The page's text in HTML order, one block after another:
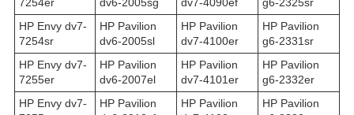
HP Envy dv7-
7254sr
HP Pavilion
dv6-2005sl
HP Pavilion
dv7-4100er
HP Pavilion
g6-2331sr
HP Envy dv7-
7255er
HP Pavilion
dv6-2007el
HP Pavilion
dv7-4101er
HP Pavilion
g6-2332er
HP Envy dv7-
HP Pavilion
HP Pavilion
HP Pavilion